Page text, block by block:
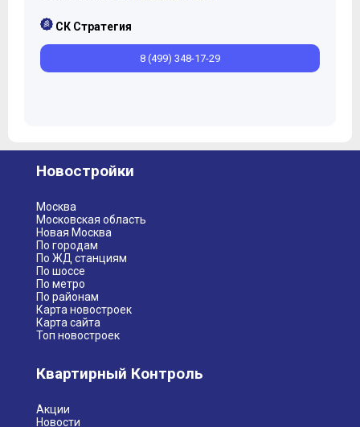
СК Стратегия
8 (499) 348-17-29
Новостройки
Москва
Московская область
Новая Москва
По городам
По ЖД станциям
По шоссе
По метро
По районам
Карта новостроек
Карта сайта
Топ новостроек
Квартирный Контроль
Акции
Новости